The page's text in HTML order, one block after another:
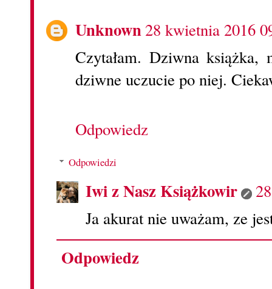
Unknown28 kwietnia 2016
Czytałam. Dziwna
dziwne uczucie po niej.
Odpowiedz
Odpowiedzi
Iwi z Nasz Książkowir
Ja akurat nie uważam, ze
Odpowiedz